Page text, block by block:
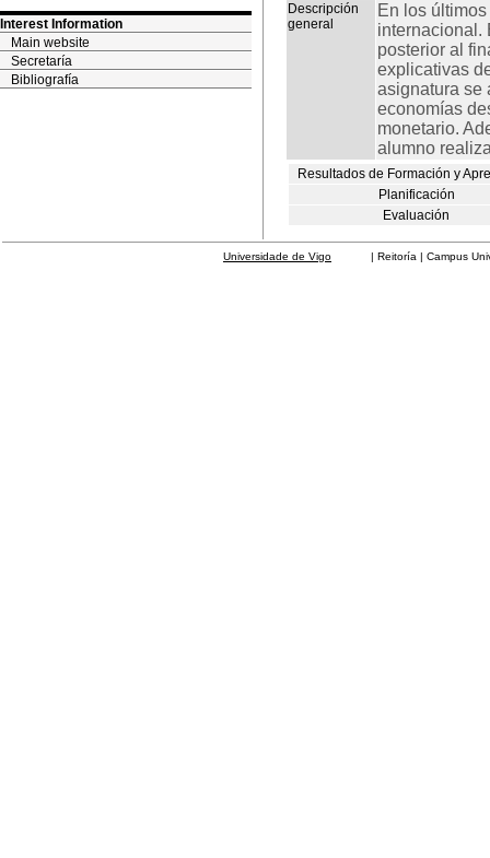
Interest Information
Main website
Secretaría
Bibliografía
Descripción
general
En los
internacional.
posterior al
explicativas
asignatura se
economías
monetario.
alumno
Resultados de Formación y
Planificación
Evaluación
Universidade de Vigo | Reitoría | Campus